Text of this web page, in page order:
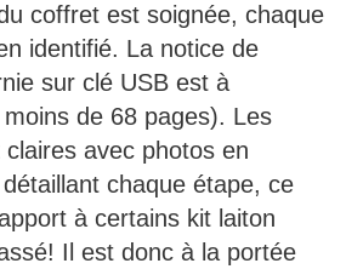
coffret est soignée, chaque
identifié. La notice de
sur clé USB est à
de 68 pages). Les
avec photos en
chaque étape, ce
à certains kit laiton
Il est donc à la portée